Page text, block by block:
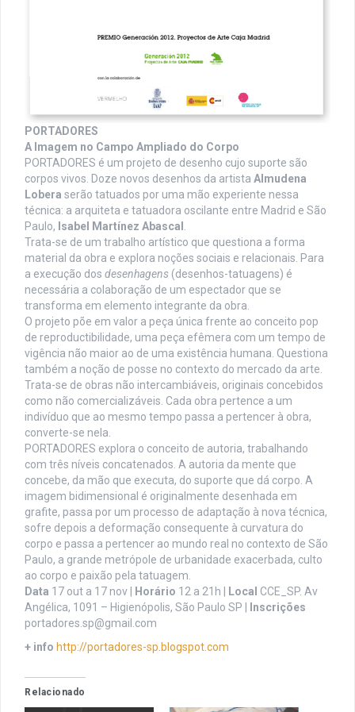
PORTADORES
A Imagem no Campo Ampliado do Corpo
PORTADORES é um projeto de desenho cujo suporte são
corpos vivos. Doze novos desenhos da artista Almudena
Lobera serão tatuados por uma mão experiente nessa
técnica: a arquiteta e tatuadora oscilante entre Madrid e São
Paulo, Isabel Martínez Abascal
Trata-se de um trabalho artístico que questiona a forma
material da obra e explora noções sociais e relacionais. Para
a execução dos desenhagens (desenhos-tatuagens) é
necessária a colaboração de um espectador que se
transforma em elemento integrante da obra.
O projeto põe em valor a peça única frente ao conceito pop
de reproductibilidade, uma peça efêmera com um tempo de
vigência não maior ao de uma existência humana. Questiona
também a noção de posse no contexto do mercado da arte.
Trata-se de obras não intercambiáveis, originais concebidos
como não comercializáveis. Cada obra pertence a um
indivíduo que ao mesmo tempo passa a pertencer à obra,
converte-se nela.
PORTADORES explora o conceito de autoria, trabalhando
com três níveis concatenados. A autoria da mente que
concebe, da mão que executa, do suporte que dá corpo. A
imagem bidimensional é originalmente desenhada em
grafite, passa por um processo de adaptação à nova técnica,
sofre depois a deformação consequente à curvatura do
corpo e passa a pertencer ao mundo real no contexto de São
Paulo, a grande metrópole de urbanidade exacerbada, culto
ao corpo e paixão pela tatuagem.
Data 17 out a 17 nov | Horário 12 a 21h | Local CCE_SP. Av
Angélica, 1091 – Higienópolis, São Paulo SP | Inscrições
portadores.sp@gmail.com
+ info http://portadores-sp.blogspot.com
Relacionado